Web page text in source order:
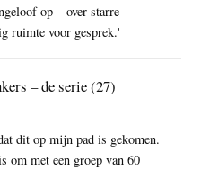
op – over starre
ruimte voor gesprek.'
– de serie (27)
dit op mijn pad is gekomen.
om met een groep van 60